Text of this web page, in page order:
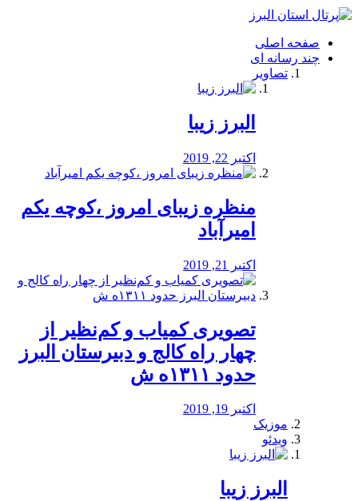
فصد
شرق
تهران
خشکشویی
صفحه اصلی
چند رسانه ای
تصاویر
البرز زیبا
اکتبر 22, 2019
منظره‌‌ زیبای امروز ،کوچه یکم
امیرآباد
اکتبر 21, 2019
️تصویری کمیاب و کم‌نظیر از
چهار راه كالج و دبيرستان البرز
حدود ۱۳۱۱ه ش
اکتبر 19, 2019
موزیک
ویدئو
البرز زیبا